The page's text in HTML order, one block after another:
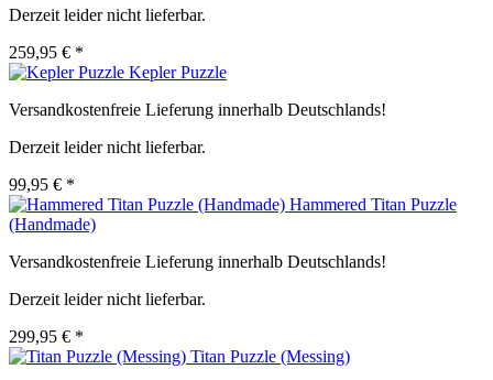
Derzeit leider nicht lieferbar.
259,95 € *
Kepler Puzzle
Versandkostenfreie Lieferung innerhalb Deutschlands!
Derzeit leider nicht lieferbar.
99,95 € *
Hammered Titan Puzzle
(Handmade)
Versandkostenfreie Lieferung innerhalb Deutschlands!
Derzeit leider nicht lieferbar.
299,95 € *
Titan Puzzle (Messing)